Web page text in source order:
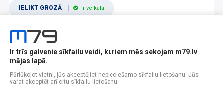
IELIKT GROZĀ Ir veikalā
1 2 3 4 5 6 7 8 9 10 11
Popularitātes Rādīt 12
Ir trīs galvenie sīkfailu veidi, kuriem mēs sekojam m79.lv
mājas lapā.
Pārlūkojot vietni, jūs akceptējiet nepieciešamo sīkfailu lietošanu. Jūs
varat akceptēt arī citu sīkfailu lietošanu.